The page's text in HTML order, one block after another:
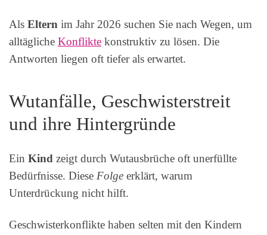
Als Eltern im Jahr 2026 suchen Sie nach Wegen, um
alltägliche Konflikte konstruktiv zu lösen. Die
Antworten liegen oft tiefer als erwartet.
Wutanfälle, Geschwisterstreit
und ihre Hintergründe
Ein Kind zeigt durch Wutausbrüche oft unerfüllte
Bedürfnisse. Diese Folge erklärt, warum
Unterdrückung nicht hilft.
Geschwisterkonflikte haben selten mit den Kindern